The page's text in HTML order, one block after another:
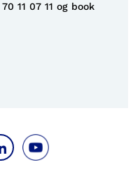
70 11 07 11 og book